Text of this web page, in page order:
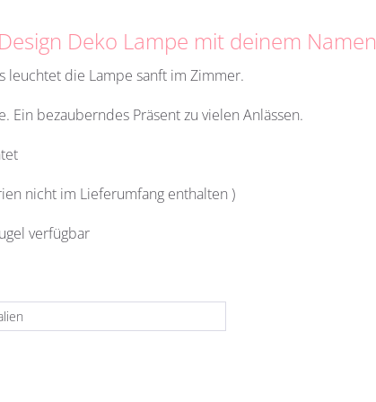
Deko Lampe mit deinem Namen
leuchtet die Lampe sanft im Zimmer.
Ein bezauberndes Präsent zu vielen Anlässen.
nicht im Lieferumfang enthalten )
verfügbar